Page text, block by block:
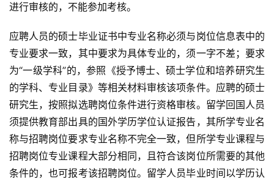
进行审核的，不能参加考核。
应聘人员的硕士毕业证书中专业名称必须与岗位信息表中的
专业要求一致，其中要求为具体专业的，须一字不差；要求
为“一级学科”的，参照《授予博士、硕士学位和培养研究生
的学科、专业目录》等相关材料审核该项条件。应聘的硕士
研究生，按照拟选聘岗位条件进行资格审核。留学回国人员
须提供教育部出具的国外学历学位认证报告，其所学专业名
称与招聘岗位要求专业名称不完全一致，但所学专业课程与
招聘岗位专业课程大部分相同，且符合该岗位所需要的其他
条件的，也可报考该招聘岗位。留学人员毕业时间以学历认